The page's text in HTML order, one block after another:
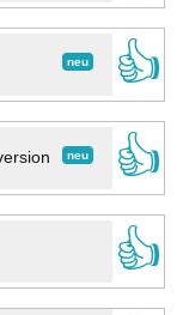
neu
👍
neu
👍
👍